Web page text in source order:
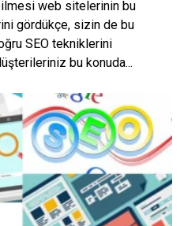
web sitelerinin bu
gördükçe, sizin de bu
SEO tekniklerini
bu konuda...